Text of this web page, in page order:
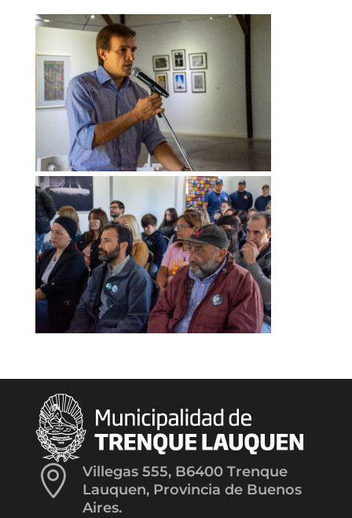

Villegas 555, B6400 Trenque
Lauquen, Provincia de Buenos
Aires.